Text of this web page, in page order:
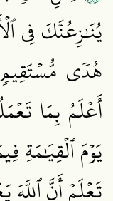
يُنَٰزِعُنَّكَ فِي
هُدٗى
أَعۡلَمُ بِمَا
يَوۡمَ ٱلۡقِيَٰمَةِ
تَعۡلَمۡ أَنَّ ٱللَّهَ